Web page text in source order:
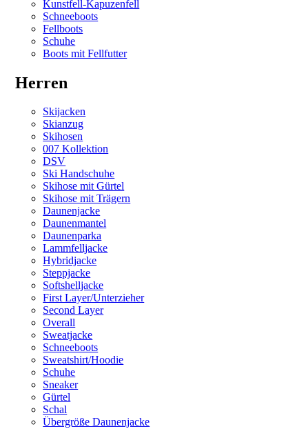
Kunstfell-Kapuzenfell
Schneeboots
Fellboots
Schuhe
Boots mit Fellfutter
Herren
Skijacken
Skianzug
Skihosen
007 Kollektion
DSV
Ski Handschuhe
Skihose mit Gürtel
Skihose mit Trägern
Daunenjacke
Daunenmantel
Daunenparka
Lammfelljacke
Hybridjacke
Steppjacke
Softshelljacke
First Layer/Unterzieher
Second Layer
Overall
Sweatjacke
Schneeboots
Sweatshirt/Hoodie
Schuhe
Sneaker
Gürtel
Schal
Übergröße Daunenjacke